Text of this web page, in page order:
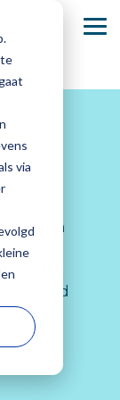
via
leerlingen en
de
onderwijs
vindt hier
antwoorden
veelgestelde
Bij Dia
om
Met